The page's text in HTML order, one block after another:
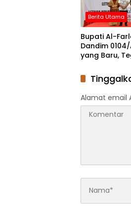
Berita Utama
Bupati Al-
Dandim
yang Baru,
Alamat email